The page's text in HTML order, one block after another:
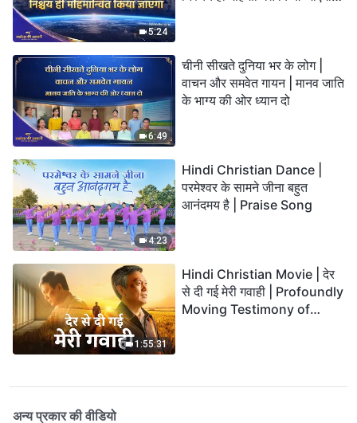
5:24
6:49
चीनी सीखते दुनिया भर के लोग |
वाचन और समवेत गायन | मानव जाति
के भाग्य की ओर ध्यान दो
4:23
Hindi Christian Dance |
परमेश्वर के सामने जीना बहुत
आनंदमय है | Praise Song
1:55:31
Hindi Christian Movie | देर
से दी गई मेरी गवाही | Profoundly
Moving Testimony of
अन्य प्रकार की वीडियो